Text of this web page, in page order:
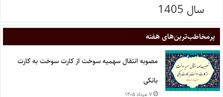
سال 1405
پر‌مخاطب‌ترین‌های هفته
مصوبه انتقال سهمیه سوخت از کارت سوخت به کارت
بانکی
۷ مرداد ۱۴۰۵